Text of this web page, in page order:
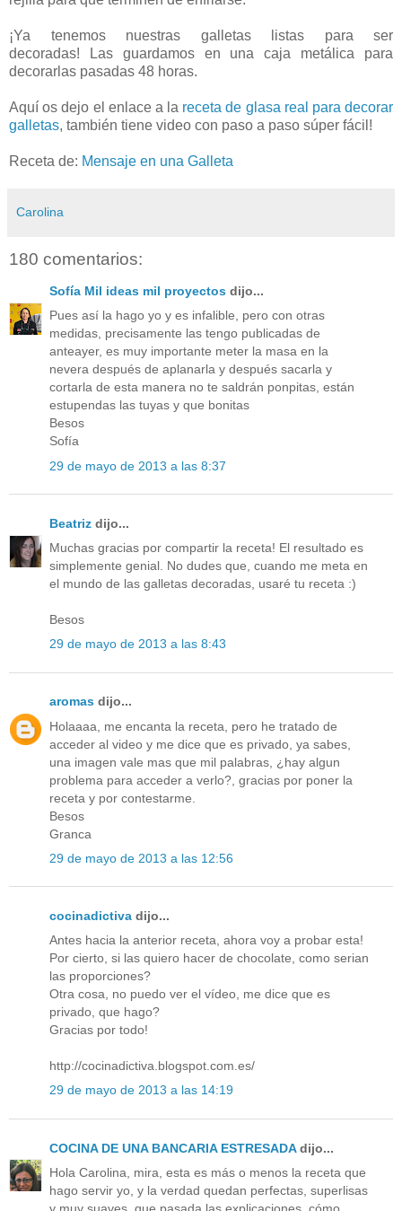
¡Ya tenemos nuestras galletas listas para ser
decoradas! Las guardamos en una caja metálica para
decorarlas pasadas 48 horas.
Aquí os dejo el enlace a la receta de glasa real para decorar
galletas, también tiene video con paso a paso súper fácil!
Receta de: Mensaje en una Galleta
Carolina
180 comentarios:
Sofía Mil ideas mil proyectos dijo...
Pues así la hago yo y es infalible, pero con otras
medidas, precisamente las tengo publicadas de
anteayer, es muy importante meter la masa en la
nevera después de aplanarla y después sacarla y
cortarla de esta manera no te saldrán ponpitas, están
estupendas las tuyas y que bonitas
Besos
Sofía
29 de mayo de 2013 a las 8:37
Beatriz dijo...
Muchas gracias por compartir la receta! El resultado es
simplemente genial. No dudes que, cuando me meta en
el mundo de las galletas decoradas, usaré tu receta :)
Besos
29 de mayo de 2013 a las 8:43
aromas dijo...
Holaaaa, me encanta la receta, pero he tratado de
acceder al video y me dice que es privado, ya sabes,
una imagen vale mas que mil palabras, ¿hay algun
problema para acceder a verlo?, gracias por poner la
receta y por contestarme.
Besos
Granca
29 de mayo de 2013 a las 12:56
cocinadictiva dijo...
Antes hacia la anterior receta, ahora voy a probar esta!
Por cierto, si las quiero hacer de chocolate, como serian
las proporciones?
Otra cosa, no puedo ver el vídeo, me dice que es
privado, que hago?
Gracias por todo!
http://cocinadictiva.blogspot.com.es/
29 de mayo de 2013 a las 14:19
COCINA DE UNA BANCARIA ESTRESADAdijo...
Hola Carolina, mira, esta es más o menos la receta que
hago servir yo, y la verdad quedan perfectas, superlisas
y muy suaves, que pasada las explicaciones, cómo